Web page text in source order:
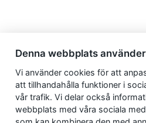
Denna webbplats
Vi använder cookies för att
att tillhandahålla funktioner i
vår trafik. Vi delar också
webbplats med våra sociala